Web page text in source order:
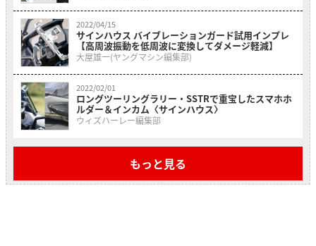
2022/04/15
サインハウス バイブレーションガード試用インプレ
【高周波振動を低周波に変換してダメージ軽減】
大屋雄一(ヤングマシン編集部)
2022/02/01
ロングツーリングラリー・SSTRで重宝したスマホホ
ルダー＆インカム〈サインハウス〉
ウィズハーレー編集部
もっと見る